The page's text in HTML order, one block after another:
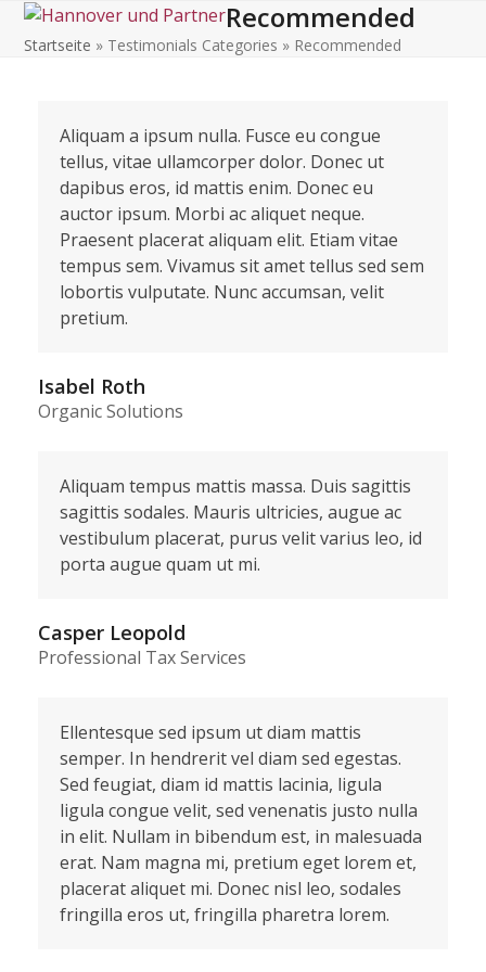
SkipOpen
mobile
Close
mobile
Recommended
Startseite » Testimonials Categories » Recommended
Aliquam a ipsum nulla. Fusce eu congue
tellus, vitae ullamcorper dolor. Donec ut
dapibus eros, id mattis enim. Donec eu
auctor ipsum. Morbi ac aliquet neque.
Praesent placerat aliquam elit. Etiam vitae
tempus sem. Vivamus sit amet tellus sed sem
lobortis vulputate. Nunc accumsan, velit
pretium.
Isabel Roth
Organic Solutions
Aliquam tempus mattis massa. Duis sagittis
sagittis sodales. Mauris ultricies, augue ac
vestibulum placerat, purus velit varius leo, id
porta augue quam ut mi.
Casper Leopold
Professional Tax Services
Ellentesque sed ipsum ut diam mattis
semper. In hendrerit vel diam sed egestas.
Sed feugiat, diam id mattis lacinia, ligula
ligula congue velit, sed venenatis justo nulla
in elit. Nullam in bibendum est, in malesuada
erat. Nam magna mi, pretium eget lorem et,
placerat aliquet mi. Donec nisl leo, sodales
fringilla eros ut, fringilla pharetra lorem.